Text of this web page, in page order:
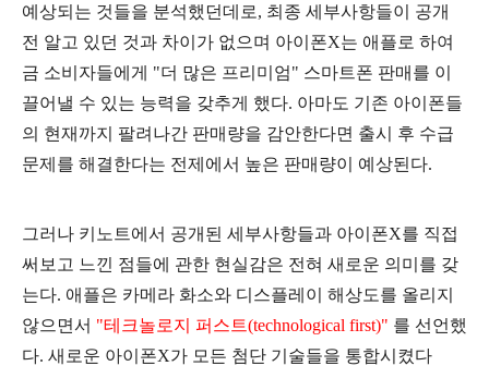
예상되는 것들을 분석했던데로, 최종 세부사항들이 공개
전 알고 있던 것과 차이가 없으며 아이폰X는 애플로 하여
금 소비자들에게 "더 많은 프리미엄" 스마트폰 판매를 이
끌어낼 수 있는 능력을 갖추게 했다. 아마도 기존 아이폰들
의 현재까지 팔려나간 판매량을 감안한다면 출시 후 수급
문제를 해결한다는 전제에서 높은 판매량이 예상된다.
그러나 키노트에서 공개된 세부사항들과 아이폰X를 직접
써보고 느낀 점들에 관한 현실감은 전혀 새로운 의미를 갖
는다. 애플은 카메라 화소와 디스플레이 해상도를 올리지
않으면서 "테크놀로지 퍼스트(technological first)" 를 선언했
다. 새로운 아이폰X가 모든 첨단 기술들을 통합시켰다